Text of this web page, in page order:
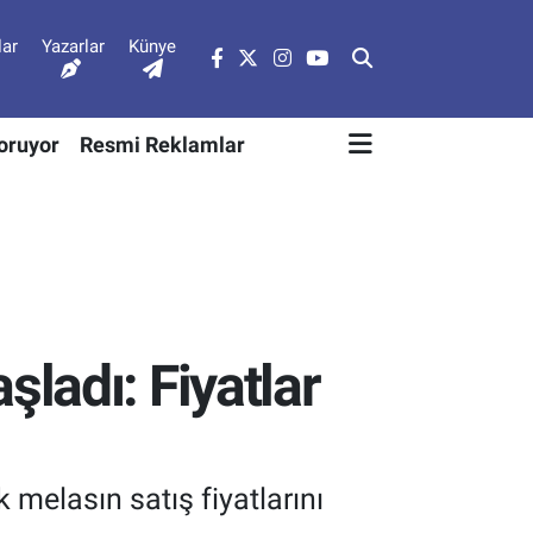
Yazarlar Künye
Resmi Reklamlar
Fiyatlar
satış fiyatlarını